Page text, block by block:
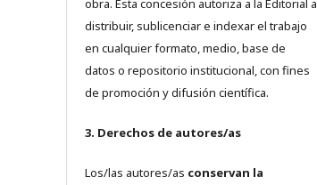
distribuir, sublicenciar e indexar el trabajo
en cualquier formato, medio, base de
datos o repositorio institucional, con fines
de promoción y difusión científica.
3. Derechos de autores/as
Los/las autores/as conservan la